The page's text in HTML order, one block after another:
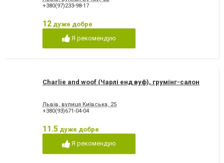
+380(97)233-98-17
12 дуже добре
Я рекомендую
Charlie and woof (Чарлі енд вуф), грумінг-салон
Львів, вулиця Київська, 25
+380(93)671-04-04
11.5 дуже добре
Я рекомендую